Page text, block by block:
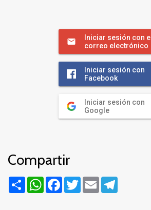
Iniciar sesión con el
correo electrónico
Iniciar sesión con
Facebook
Iniciar sesión con
Google
Compartir
CompartirWhatsAppFacebook
TwitterEmail